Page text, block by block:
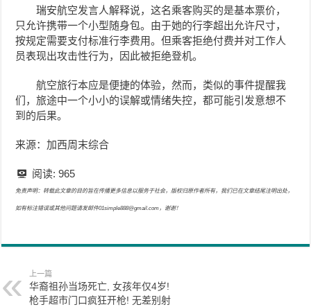
瑞安航空发言人解释说，这名乘客购买的是基本票价，
只允许携带一个小型随身包。由于她的行李超出允许尺寸，
按规定需要支付标准行李费用。但乘客拒绝付费并对工作人
员表现出攻击性行为，因此被拒绝登机。
航空旅行本应是便捷的体验，然而，类似的事件提醒我
们，旅途中一个小小的误解或情绪失控，都可能引发意想不
到的后果。
来源：加西周末综合
阅读: 965
免责声明：转载此文章的目的旨在传播更多信息以服务于社会，版权归原作者所有，我们已在文章结尾注明出处，
如有标注错误或其他问题请发邮件01simple888@gmail.com，谢谢！
上一篇
华裔祖孙当场死亡, 女孩年仅4岁!
枪手超市门口疯狂开枪! 无差别射